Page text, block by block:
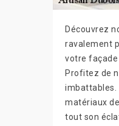
Découvrez
ravalement
votre façade
Profitez de
imbattables.
matériaux
tout son